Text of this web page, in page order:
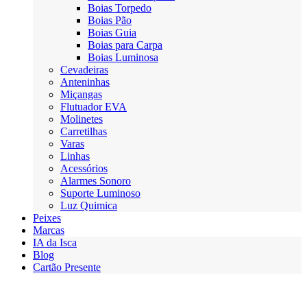
Boias Torpedo
Boias Pão
Boias Guia
Boias para Carpa
Boias Luminosa
Cevadeiras
Anteninhas
Miçangas
Flutuador EVA
Molinetes
Carretilhas
Varas
Linhas
Acessórios
Alarmes Sonoro
Suporte Luminoso
Luz Quimica
Peixes
Marcas
IA da Isca
Blog
Cartão Presente